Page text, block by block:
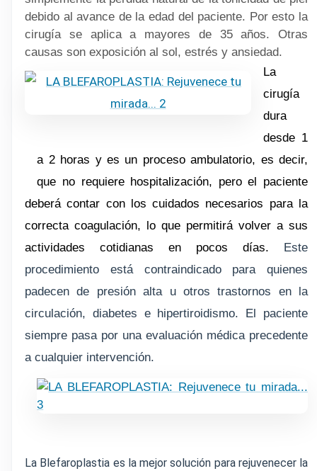
debido al avance de la edad del paciente. Por esto la
cirugía se aplica a mayores de 35 años. Otras
causas son exposición al sol, estrés y ansiedad.
La
cirugía
dura
desde 1
a 2 horas y es un proceso ambulatorio, es decir,
que no requiere hospitalización, pero el paciente
deberá contar con los cuidados necesarios para la
correcta coagulación, lo que permitirá volver a sus
actividades cotidianas en pocos días. Este
procedimiento está contraindicado para quienes
padecen de presión alta u otros trastornos en la
circulación, diabetes e hipertiroidismo. El paciente
siempre pasa por una evaluación médica precedente
a cualquier intervención.
La Blefaroplastia es la mejorsolución para rejuvenecer la